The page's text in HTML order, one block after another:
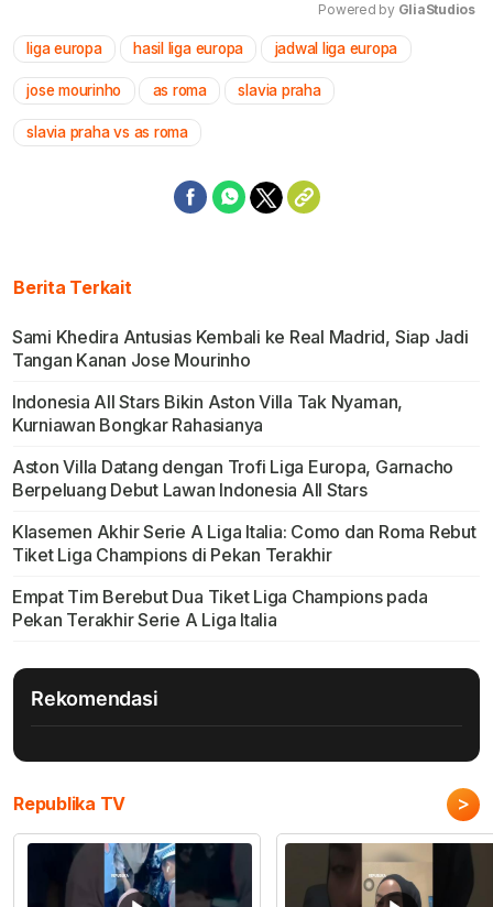
Mute
Powered by GliaStudios
liga europa hasil liga europa jadwal liga europa
jose mourinho as roma slavia praha
slavia praha vs as roma
Berita Terkait
Sami Khedira Antusias Kembali ke Real Madrid, Siap Jadi
Tangan Kanan Jose Mourinho
Indonesia All Stars Bikin Aston Villa Tak Nyaman,
Kurniawan Bongkar Rahasianya
Aston Villa Datang dengan Trofi Liga Europa, Garnacho
Berpeluang Debut Lawan Indonesia All Stars
Klasemen Akhir Serie A Liga Italia: Como dan Roma Rebut
Tiket Liga Champions di Pekan Terakhir
Empat Tim Berebut Dua Tiket Liga Champions pada
Pekan Terakhir Serie A Liga Italia
Rekomendasi
Republika TV >